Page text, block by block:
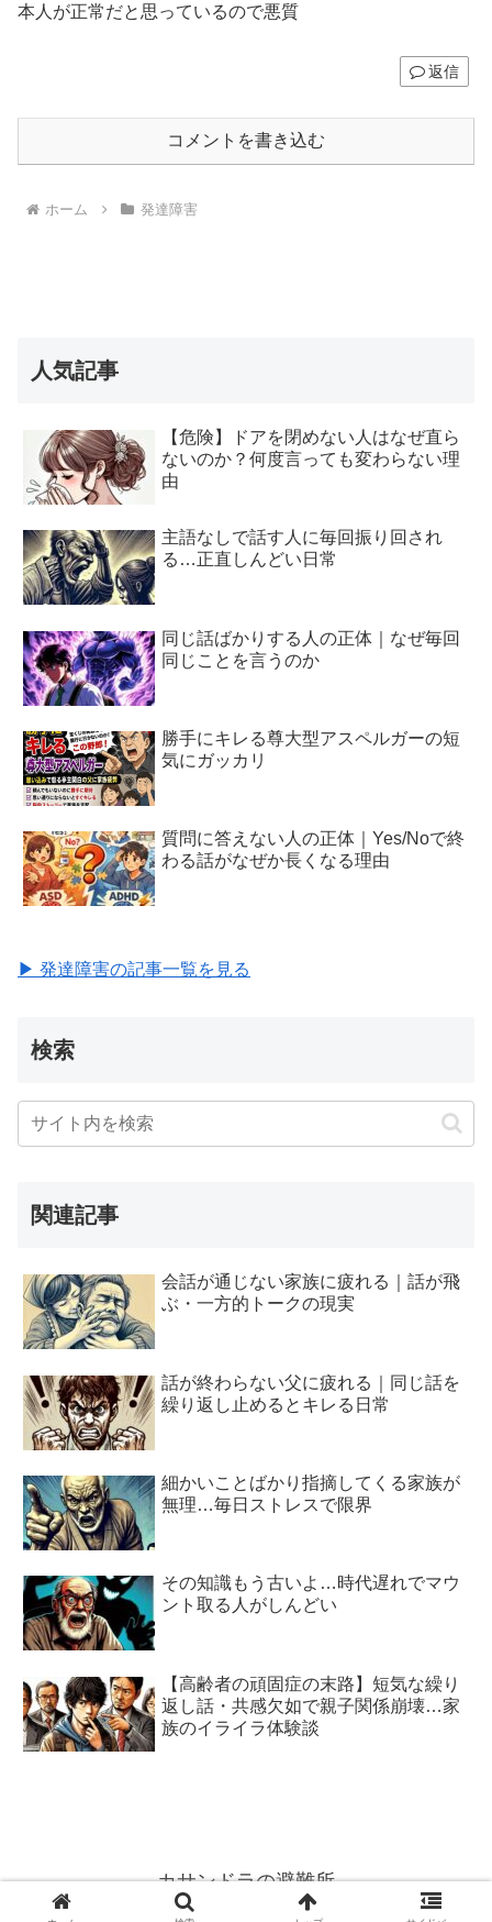
本人が正常だと思っているので悪質
返信
コメントを書き込む
ホーム 発達障害
人気記事
【危険】ドアを閉めない人はなぜ直ら
ないのか？何度言っても変わらない理
由
主語なしで話す人に毎回振り回され
る…正直しんどい日常
同じ話ばかりする人の正体｜なぜ毎回
同じことを言うのか
勝手にキレる尊大型アスペルガーの短
気にガッカリ
質問に答えない人の正体｜Yes/Noで終
わる話がなぜか長くなる理由
▶ 発達障害の記事一覧を見る
検索
関連記事
会話が通じない家族に疲れる｜話が飛
ぶ・一方的トークの現実
話が終わらない父に疲れる｜同じ話を
繰り返し止めるとキレる日常
細かいことばかり指摘してくる家族が
無理…毎日ストレスで限界
その知識もう古いよ…時代遅れでマウ
ント取る人がしんどい
【高齢者の頑固症の末路】短気な繰り
返し話・共感欠如で親子関係崩壊…家
族のイライラ体験談
カサンドラの避難所
© 2015 カサンドラの避難所.